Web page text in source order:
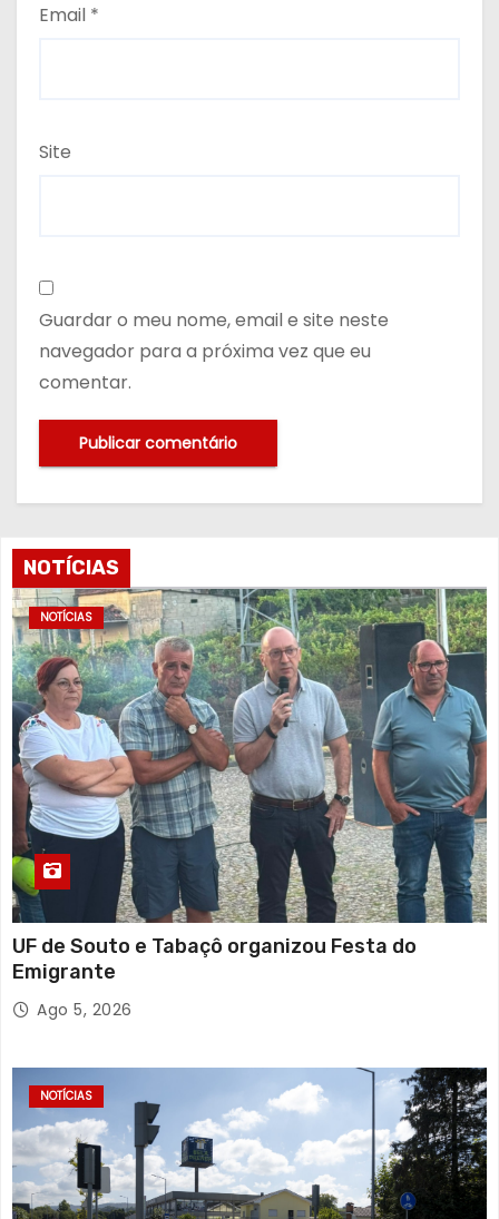
Email *
Site
Guardar o meu nome, email e site neste
navegador para a próxima vez que eu
comentar.
NOTÍCIAS
NOTÍCIAS
UF de Souto e Tabaçô organizou Festa do
Emigrante
Ago 5, 2026
NOTÍCIAS